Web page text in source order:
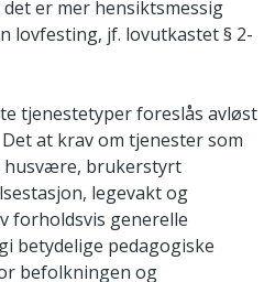
er mer hensiktsmessig
lovfesting, jf. lovutkastet § 2-
tjenestetyper foreslås avløst
at krav om tjenester som
husvære, brukerstyrt
legevakt og
forholdsvis generelle
betydelige pedagogiske
befolkningen og